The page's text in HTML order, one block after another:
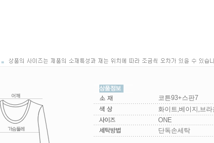
코튼93+스판7
화이트,베이지,브
ONE
단독손세탁